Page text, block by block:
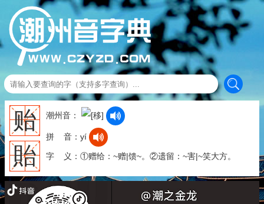
贻
貽
潮州音：
拼 音：yí
字 义：①赠给：~赠|馈~。②遗留：~害|~笑大方。